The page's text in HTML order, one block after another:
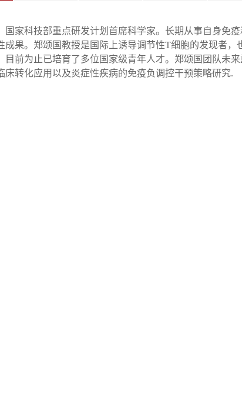
国家科技部重点研发计划首席科学家。长期从事自身免
成果。郑颂国教授是国际上诱导调节性T细胞的发现者，
目前为止已培育了多位国家级青年人才。郑颂国团队未
床转化应用以及炎症性疾病的免疫负调控干预策略研究.